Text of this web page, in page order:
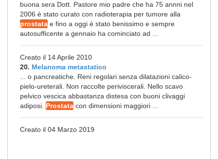
buona sera Dott. Pastore mio padre che ha 75 annni nel
2006 è stato curato con radioterapia per tumore alla
prostata e fino a oggi è stato benissimo e sempre
autosufficente a gennaio ha cominciato ad ...
Creato il 14 Aprile 2010
20. Melanoma metastatico
... o pancreatiche. Reni regolari senza dilatazioni calico-
pielo-ureterali. Non raccolte periviscerali. Nello scavo
pelvico vescica abbastanza distesa con buoni clivaggi
adiposi. Prostata con dimensioni maggiori ...
Creato il 04 Marzo 2019